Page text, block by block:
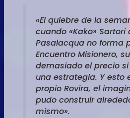
«El quiebre de la
cuando «Kako»
Pasalacqua no forma
Encuentro Misionero,
demasiado el precio
una estrategia. Y esto
propio Rovira, el
pudo construir
mismo».